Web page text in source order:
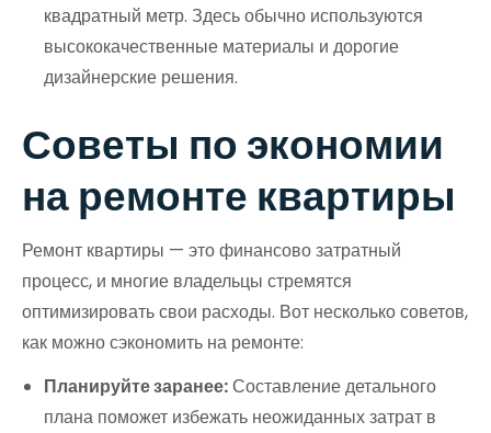
квадратный метр. Здесь обычно используются
высококачественные материалы и дорогие
дизайнерские решения.
Советы по экономии
на ремонте квартиры
Ремонт квартиры — это финансово затратный
процесс, и многие владельцы стремятся
оптимизировать свои расходы. Вот несколько советов,
как можно сэкономить на ремонте:
Планируйте заранее:Составление детального
плана поможет избежать неожиданных затрат в